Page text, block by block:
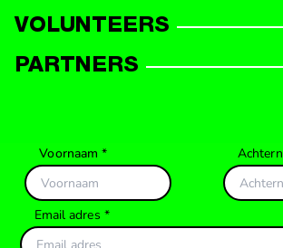
VOLUNTEERS
PARTNERS